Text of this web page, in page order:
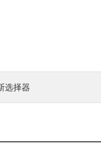
选择器